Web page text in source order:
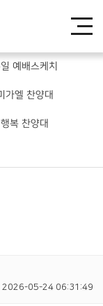
예배스케치
가엘 찬양대
행복 찬양대
2026-05-24 06:31:49